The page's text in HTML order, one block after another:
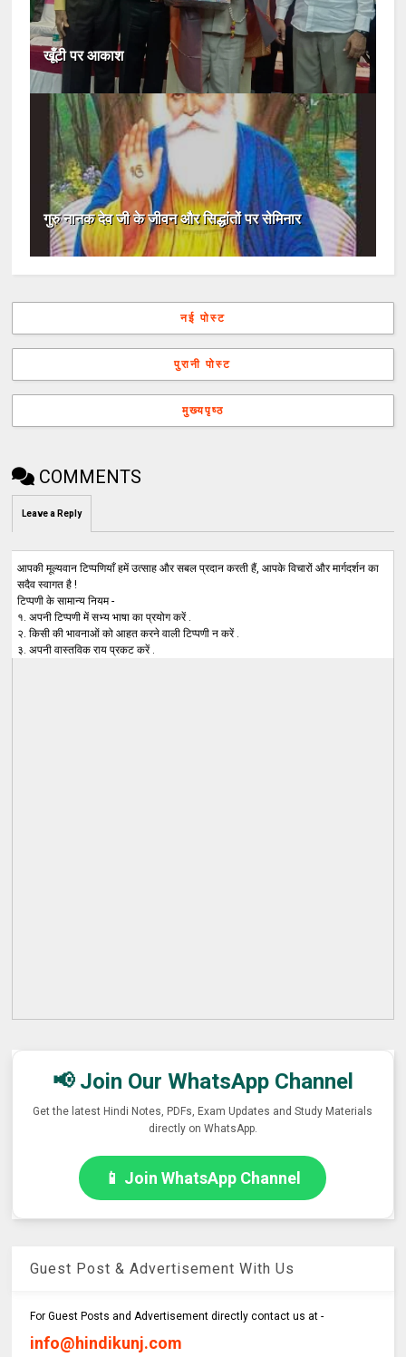
खूँटी पर आकाश
गुरु नानक देव जी के जीवन और सिद्धांतों पर सेमिनार
नई पोस्ट
पुरानी पोस्ट
मुख्यपृष्ठ
COMMENTS
Leave a Reply
आपकी मूल्यवान टिप्पणियाँ हमें उत्साह और सबल प्रदान करती हैं, आपके विचारों और मार्गदर्शन का
सदैव स्वागत है !
टिप्पणी के सामान्य नियम -
१. अपनी टिप्पणी में सभ्य भाषा का प्रयोग करें .
२. किसी की भावनाओं को आहत करने वाली टिप्पणी न करें .
३. अपनी वास्तविक राय प्रकट करें .
📢 Join Our WhatsApp Channel
Get the latest Hindi Notes, PDFs, Exam Updates and Study Materials
directly on WhatsApp.
📱 Join WhatsApp Channel
Guest Post & Advertisement With Us
For Guest Posts and Advertisement directly contact us at -
info@hindikunj.com